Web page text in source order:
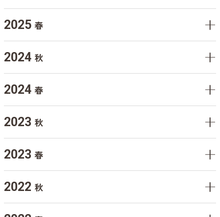
2025 春
2024 秋
2024 春
2023 秋
2023 春
2022 秋